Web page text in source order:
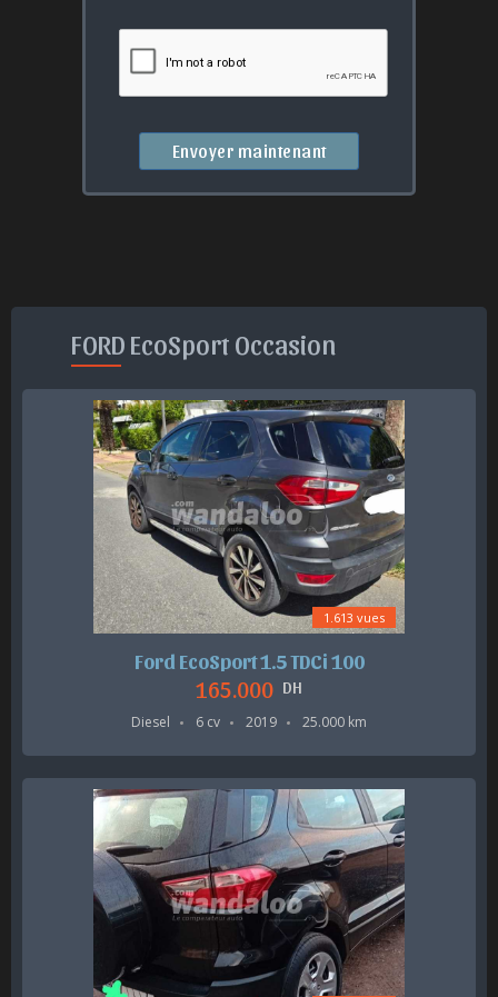
Envoyer maintenant
FORD EcoSport Occasion
1.613 vues
Ford EcoSport 1.5 TDCi 100
165.000 DH
Diesel 6 cv 2019 25.000 km